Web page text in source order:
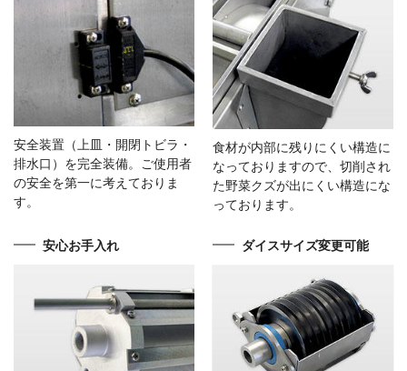
安全装置（上皿・開閉トビラ・
排水口）を完全装備。ご使用者
の安全を第一に考えておりま
す。
食材が内部に残りにくい構造に
なっておりますので、切削され
た野菜クズが出にくい構造にな
っております。
安心お手入れ ダイスサイズ変更可能